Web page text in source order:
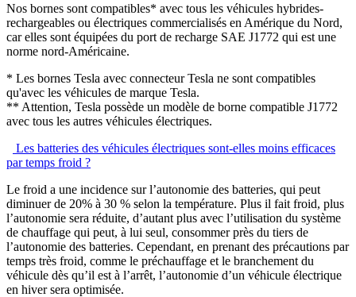
Nos bornes sont compatibles* avec tous les véhicules hybrides-
rechargeables ou électriques commercialisés en Amérique du Nord,
car elles sont équipées du port de recharge SAE J1772 qui est une
norme nord-Américaine.
* Les bornes Tesla avec connecteur Tesla ne sont compatibles
qu'avec les véhicules de marque Tesla.
** Attention, Tesla possède un modèle de borne compatible J1772
avec tous les autres véhicules électriques.
Les batteries des véhicules électriques sont-elles moins efficaces
par temps froid ?
Le froid a une incidence sur l’autonomie des batteries, qui peut
diminuer de 20% à 30 % selon la température. Plus il fait froid, plus
l’autonomie sera réduite, d’autant plus avec l’utilisation du système
de chauffage qui peut, à lui seul, consommer près du tiers de
l’autonomie des batteries. Cependant, en prenant des précautions par
temps très froid, comme le préchauffage et le branchement du
véhicule dès qu’il est à l’arrêt, l’autonomie d’un véhicule électrique
en hiver sera optimisée.